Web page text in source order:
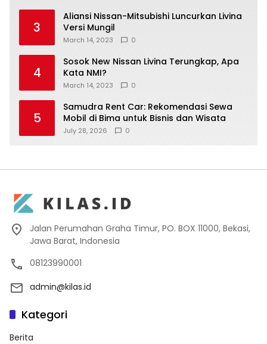
3
Aliansi Nissan-Mitsubishi Luncurkan Livina
Versi Mungil
March 14, 2023 0
4
Sosok New Nissan Livina Terungkap, Apa
Kata NMI?
March 14, 2023 0
5
Samudra Rent Car: Rekomendasi Sewa
Mobil di Bima untuk Bisnis dan Wisata
July 28, 2026 0
Jalan Perumahan Graha Timur, PO. BOX 11000, Bekasi,
Jawa Barat, Indonesia
08123990001
admin@kilas.id
Kategori
Berita